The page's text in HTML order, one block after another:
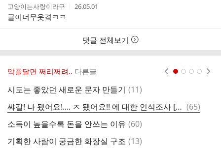
작
성
자
고양이는사랑이라구
작
간
26.05.01
글이너무웃곀ㅋㅋ
댓글 전체보기
악플달면 쩌리쩌려.. 다른글
시도는 좋았던 새로운 문자 만들기 댓
(11)
쌰갈! 나 됐어요!.... ㅈ 됐어요!! 에 대한 인식조사 [여시 여론조사] 댓
글
(65)
소득이 높을수록 돈을 안쓰는 이유 댓
(60)
기획한 사람이 궁금한 화장실 구조 댓
(13)